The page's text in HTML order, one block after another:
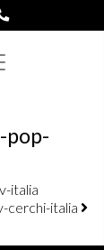
italia
cerchi-italia